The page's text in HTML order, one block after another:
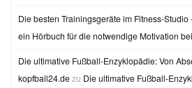
Die besten Trainingsgeräte im Fitness-Studio
ein Hörbuch für die notwendige Motivation
Die ultimative Fußball-Enzyklopädie: Von
kopfball24.dezu Die ultimative Fußball-